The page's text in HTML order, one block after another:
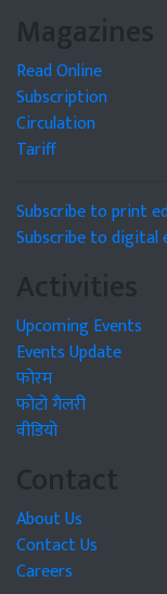
Magazines
Read Online
Subscription
Circulation
Tariff
Subscribe to print
Subscribe to digital
Activities
Upcoming Events
Events Update
फोरम
फोटो गैलरी
वीडियो
Contact
About Us
Contact Us
Careers